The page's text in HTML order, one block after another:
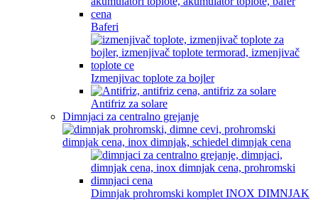
Baferi
Izmenjivac toplote za bojler
Antifriz za solare
Dimnjaci za centralno grejanje
Dimnjak prohromski komplet INOX DIMNJAK